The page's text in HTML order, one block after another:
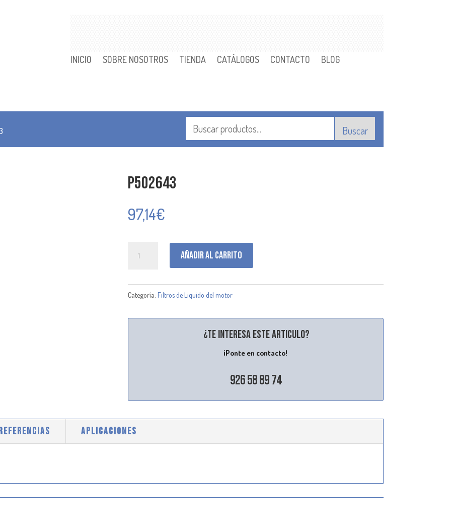
INICIO SOBRE NOSOTROS TIENDA CATÁLOGOS CONTACTO BLOG
Buscar
P502643
97,14€
Añadir al carrito
Categoría: Filtros de Liquido del motor
¿Te interesa este articulo?
¡Ponte en contacto!
926 58 89 74
APLICACIONES